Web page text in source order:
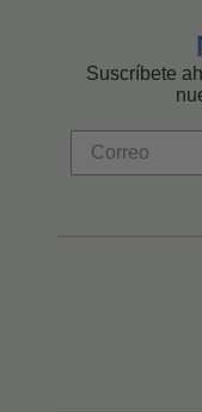
Suscríbete